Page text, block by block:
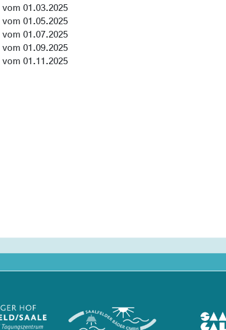
vom 01.03.2025
vom 01.05.2025
vom 01.07.2025
vom 01.09.2025
vom 01.11.2025